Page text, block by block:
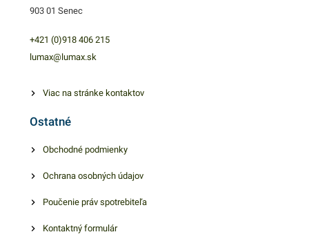
903 01 Senec
+421 (0)918 406 215
lumax@lumax.sk
Viac na stránke kontaktov
Ostatné
Obchodné podmienky
Ochrana osobných údajov
Poučenie práv spotrebiteľa
Kontaktný formulár